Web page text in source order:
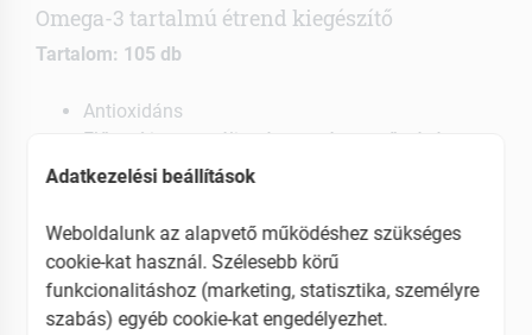
Omega-3 tartalmú étrend kiegészítő
Tartalom: 105 db
Antioxidáns
Elősegíti a normális vérnyomás megőrzését
Hozzájárul a normál véralvadáshoz
Adatkezelési beállítások
Weboldalunk az alapvető működéshez szükséges
cookie-kat használ. Szélesebb körű
funkcionalitáshoz (marketing, statisztika, személyre
szabás) egyéb cookie-kat engedélyezhet.